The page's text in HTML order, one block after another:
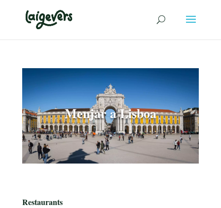
Menjar a Lisboa
Restaurants